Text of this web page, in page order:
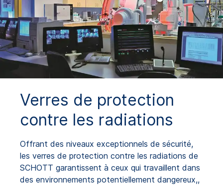
Caractéristiques techniques
Gamme de produits
Téléchargements
Verres de protection
contre les radiations
Offrant des niveaux exceptionnels de sécurité,
les verres de protection contre les radiations de
SCHOTT garantissent à ceux qui travaillent dans
des environnements potentiellement dangereux,,